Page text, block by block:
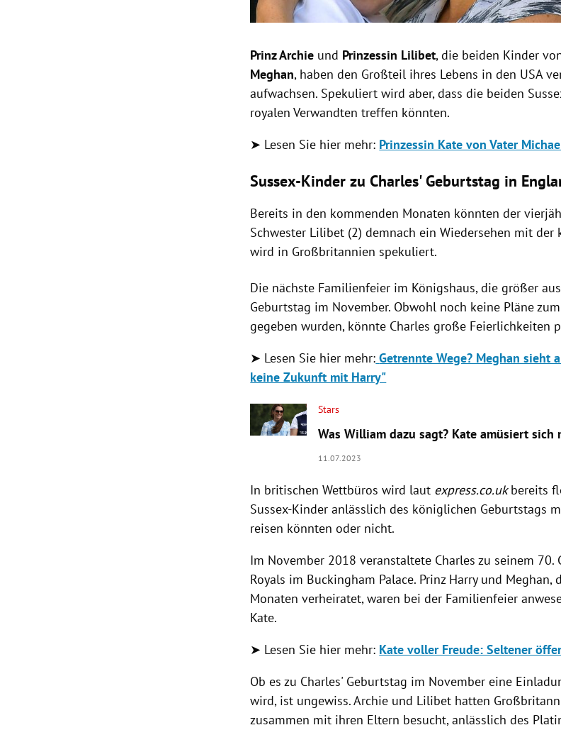
Prinz Archie und Prinzessin Lilibet, die beiden Kinder
Meghan, haben den Großteil ihres Lebens in den USA
aufwachsen. Spekuliert wird aber, dass die beiden
royalen Verwandten treffen könnten.
➤ Lesen Sie hier mehr: Prinzessin Kate von Vater
Sussex-Kinder zu Charles' Geburtstag in
Bereits in den kommenden Monaten könnten der
Schwester Lilibet (2) demnach ein Wiedersehen mit
wird in Großbritannien spekuliert.
Die nächste Familienfeier im Königshaus, die größer
Geburtstag im November. Obwohl noch keine Pläne
gegeben wurden, könnte Charles große Feierlichkeiten
➤ Lesen Sie hier mehr: Getrennte Wege? Meghan sieht
keine Zukunft mit Harry"
Stars
Was William dazu sagt? Kate amüsiert sich
11.07.2023
In britischen Wettbüros wird laut express.co.ukbereits
Sussex-Kinder anlässlich des königlichen Geburtstags
reisen könnten oder nicht.
Im November 2018 veranstaltete Charles zu seinem
Royals im Buckingham Palace. Prinz Harry und
Monaten verheiratet, waren bei der Familienfeier
Kate.
➤ Lesen Sie hier mehr: Kate voller Freude: Seltener
Ob es zu Charles' Geburtstag im November eine
wird, ist ungewiss. Archie und Lilibet hatten
zusammen mit ihren Eltern besucht, anlässlich des